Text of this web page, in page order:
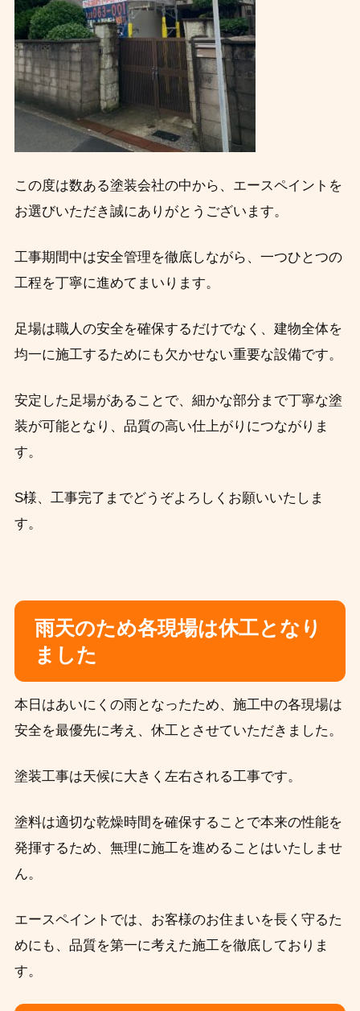
この度は数ある塗装会社の中から、エースペイントを
お選びいただき誠にありがとうございます。
工事期間中は安全管理を徹底しながら、一つひとつの
工程を丁寧に進めてまいります。
足場は職人の安全を確保するだけでなく、建物全体を
均一に施工するためにも欠かせない重要な設備です。
安定した足場があることで、細かな部分まで丁寧な塗
装が可能となり、品質の高い仕上がりにつながりま
す。
S様、工事完了までどうぞよろしくお願いいたしま
す。
雨天のため各現場は休工となり
ました
本日はあいにくの雨となったため、施工中の各現場は
安全を最優先に考え、休工とさせていただきました。
塗装工事は天候に大きく左右される工事です。
塗料は適切な乾燥時間を確保することで本来の性能を
発揮するため、無理に施工を進めることはいたしませ
ん。
エースペイントでは、お客様のお住まいを長く守るた
めにも、品質を第一に考えた施工を徹底しておりま
す。